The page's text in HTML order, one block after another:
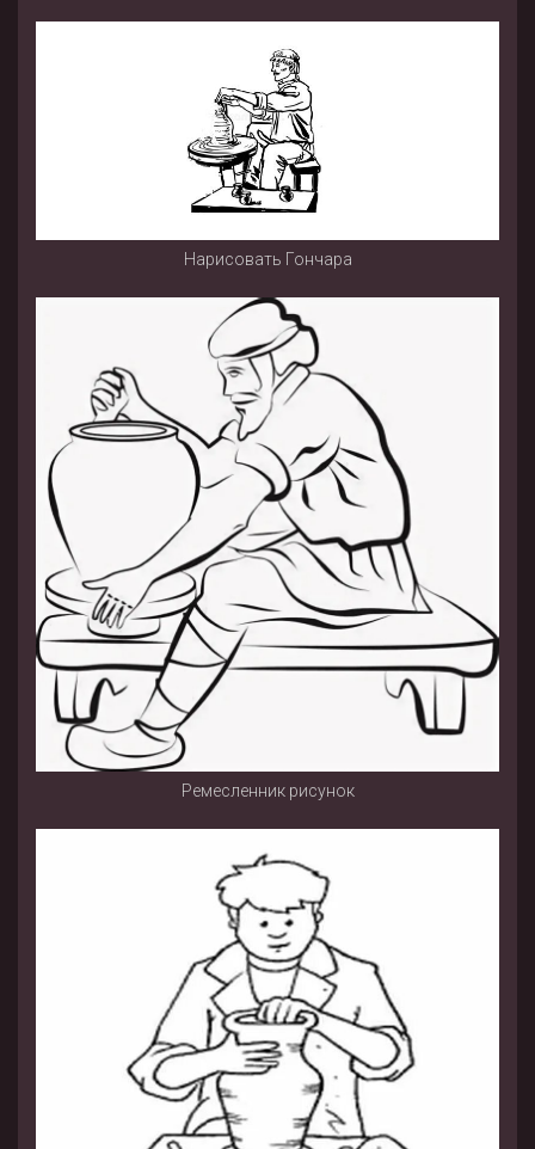
Нарисовать Гончара
Ремесленник рисунок